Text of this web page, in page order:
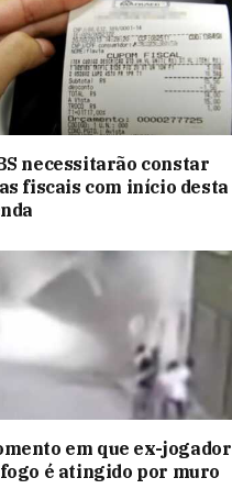
necessitarão constar
fiscais com início desta
em que ex-jogador
é atingido por muro